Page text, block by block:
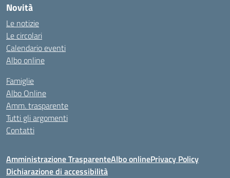
Novità
Le notizie
Le circolari
Calendario eventi
Albo online
Famiglie
Albo Online
Amm. trasparente
Tutti gli argomenti
Contatti
Amministrazione TrasparenteAlbo onlinePrivacy Policy
Dichiarazione di accessibilità